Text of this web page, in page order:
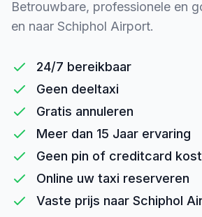
Betrouwbare, professionele en
en naar Schiphol Airport.
24/7 bereikbaar
Geen deeltaxi
Gratis annuleren
Meer dan 15 Jaar ervaring
Geen pin of creditcard
Online uw taxi reserveren
Vaste prijs naar Schiphol